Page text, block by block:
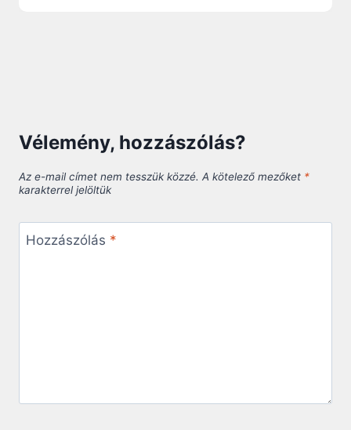
Vélemény, hozzászólás?
Az e-mail címet nem tesszük közzé. A kötelező mezőket *
karakterrel jelöltük
Hozzászólás *